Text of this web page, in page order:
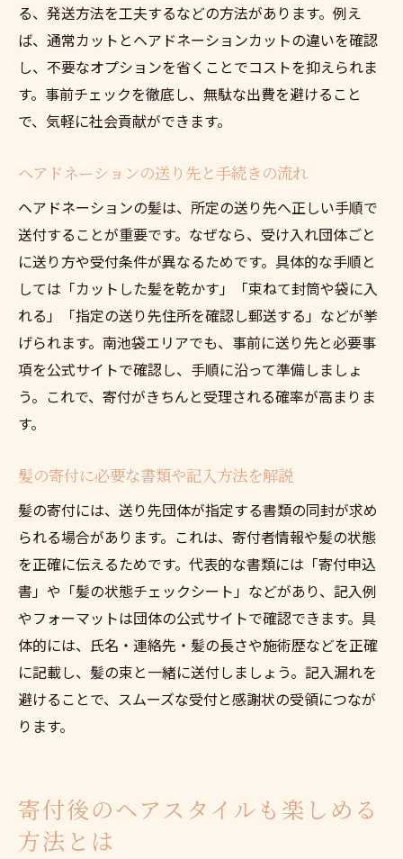
る、発送方法を工夫するなどの方法があります。例え
ば、通常カットとヘアドネーションカットの違いを確認
し、不要なオプションを省くことでコストを抑えられま
す。事前チェックを徹底し、無駄な出費を避けること
で、気軽に社会貢献ができます。
ヘアドネーションの送り先と手続きの流れ
ヘアドネーションの髪は、所定の送り先へ正しい手順で
送付することが重要です。なぜなら、受け入れ団体ごと
に送り方や受付条件が異なるためです。具体的な手順と
しては「カットした髪を乾かす」「束ねて封筒や袋に入
れる」「指定の送り先住所を確認し郵送する」などが挙
げられます。南池袋エリアでも、事前に送り先と必要事
項を公式サイトで確認し、手順に沿って準備しましょ
う。これで、寄付がきちんと受理される確率が高まりま
す。
髪の寄付に必要な書類や記入方法を解説
髪の寄付には、送り先団体が指定する書類の同封が求め
られる場合があります。これは、寄付者情報や髪の状態
を正確に伝えるためです。代表的な書類には「寄付申込
書」や「髪の状態チェックシート」などがあり、記入例
やフォーマットは団体の公式サイトで確認できます。具
体的には、氏名・連絡先・髪の長さや施術歴などを正確
に記載し、髪の束と一緒に送付しましょう。記入漏れを
避けることで、スムーズな受付と感謝状の受領につなが
ります。
寄付後のヘアスタイルも楽しめる
方法とは